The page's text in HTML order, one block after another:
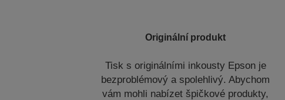
Originální produkt
Tisk s originálními inkousty Epson je
bezproblémový a spolehlivý. Abychom
vám mohli nabízet špičkové produkty,